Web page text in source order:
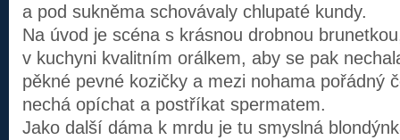
a pod sukněma schovávaly chlupaté kundy.
Na úvod je scéna s krásnou drobnou
v kuchyni kvalitním orálkem, aby se pak
pěkné pevné kozičky a mezi nohama pořádný
nechá opíchat a postříkat spermatem.
Jako další dáma k mrdu je tu smyslná